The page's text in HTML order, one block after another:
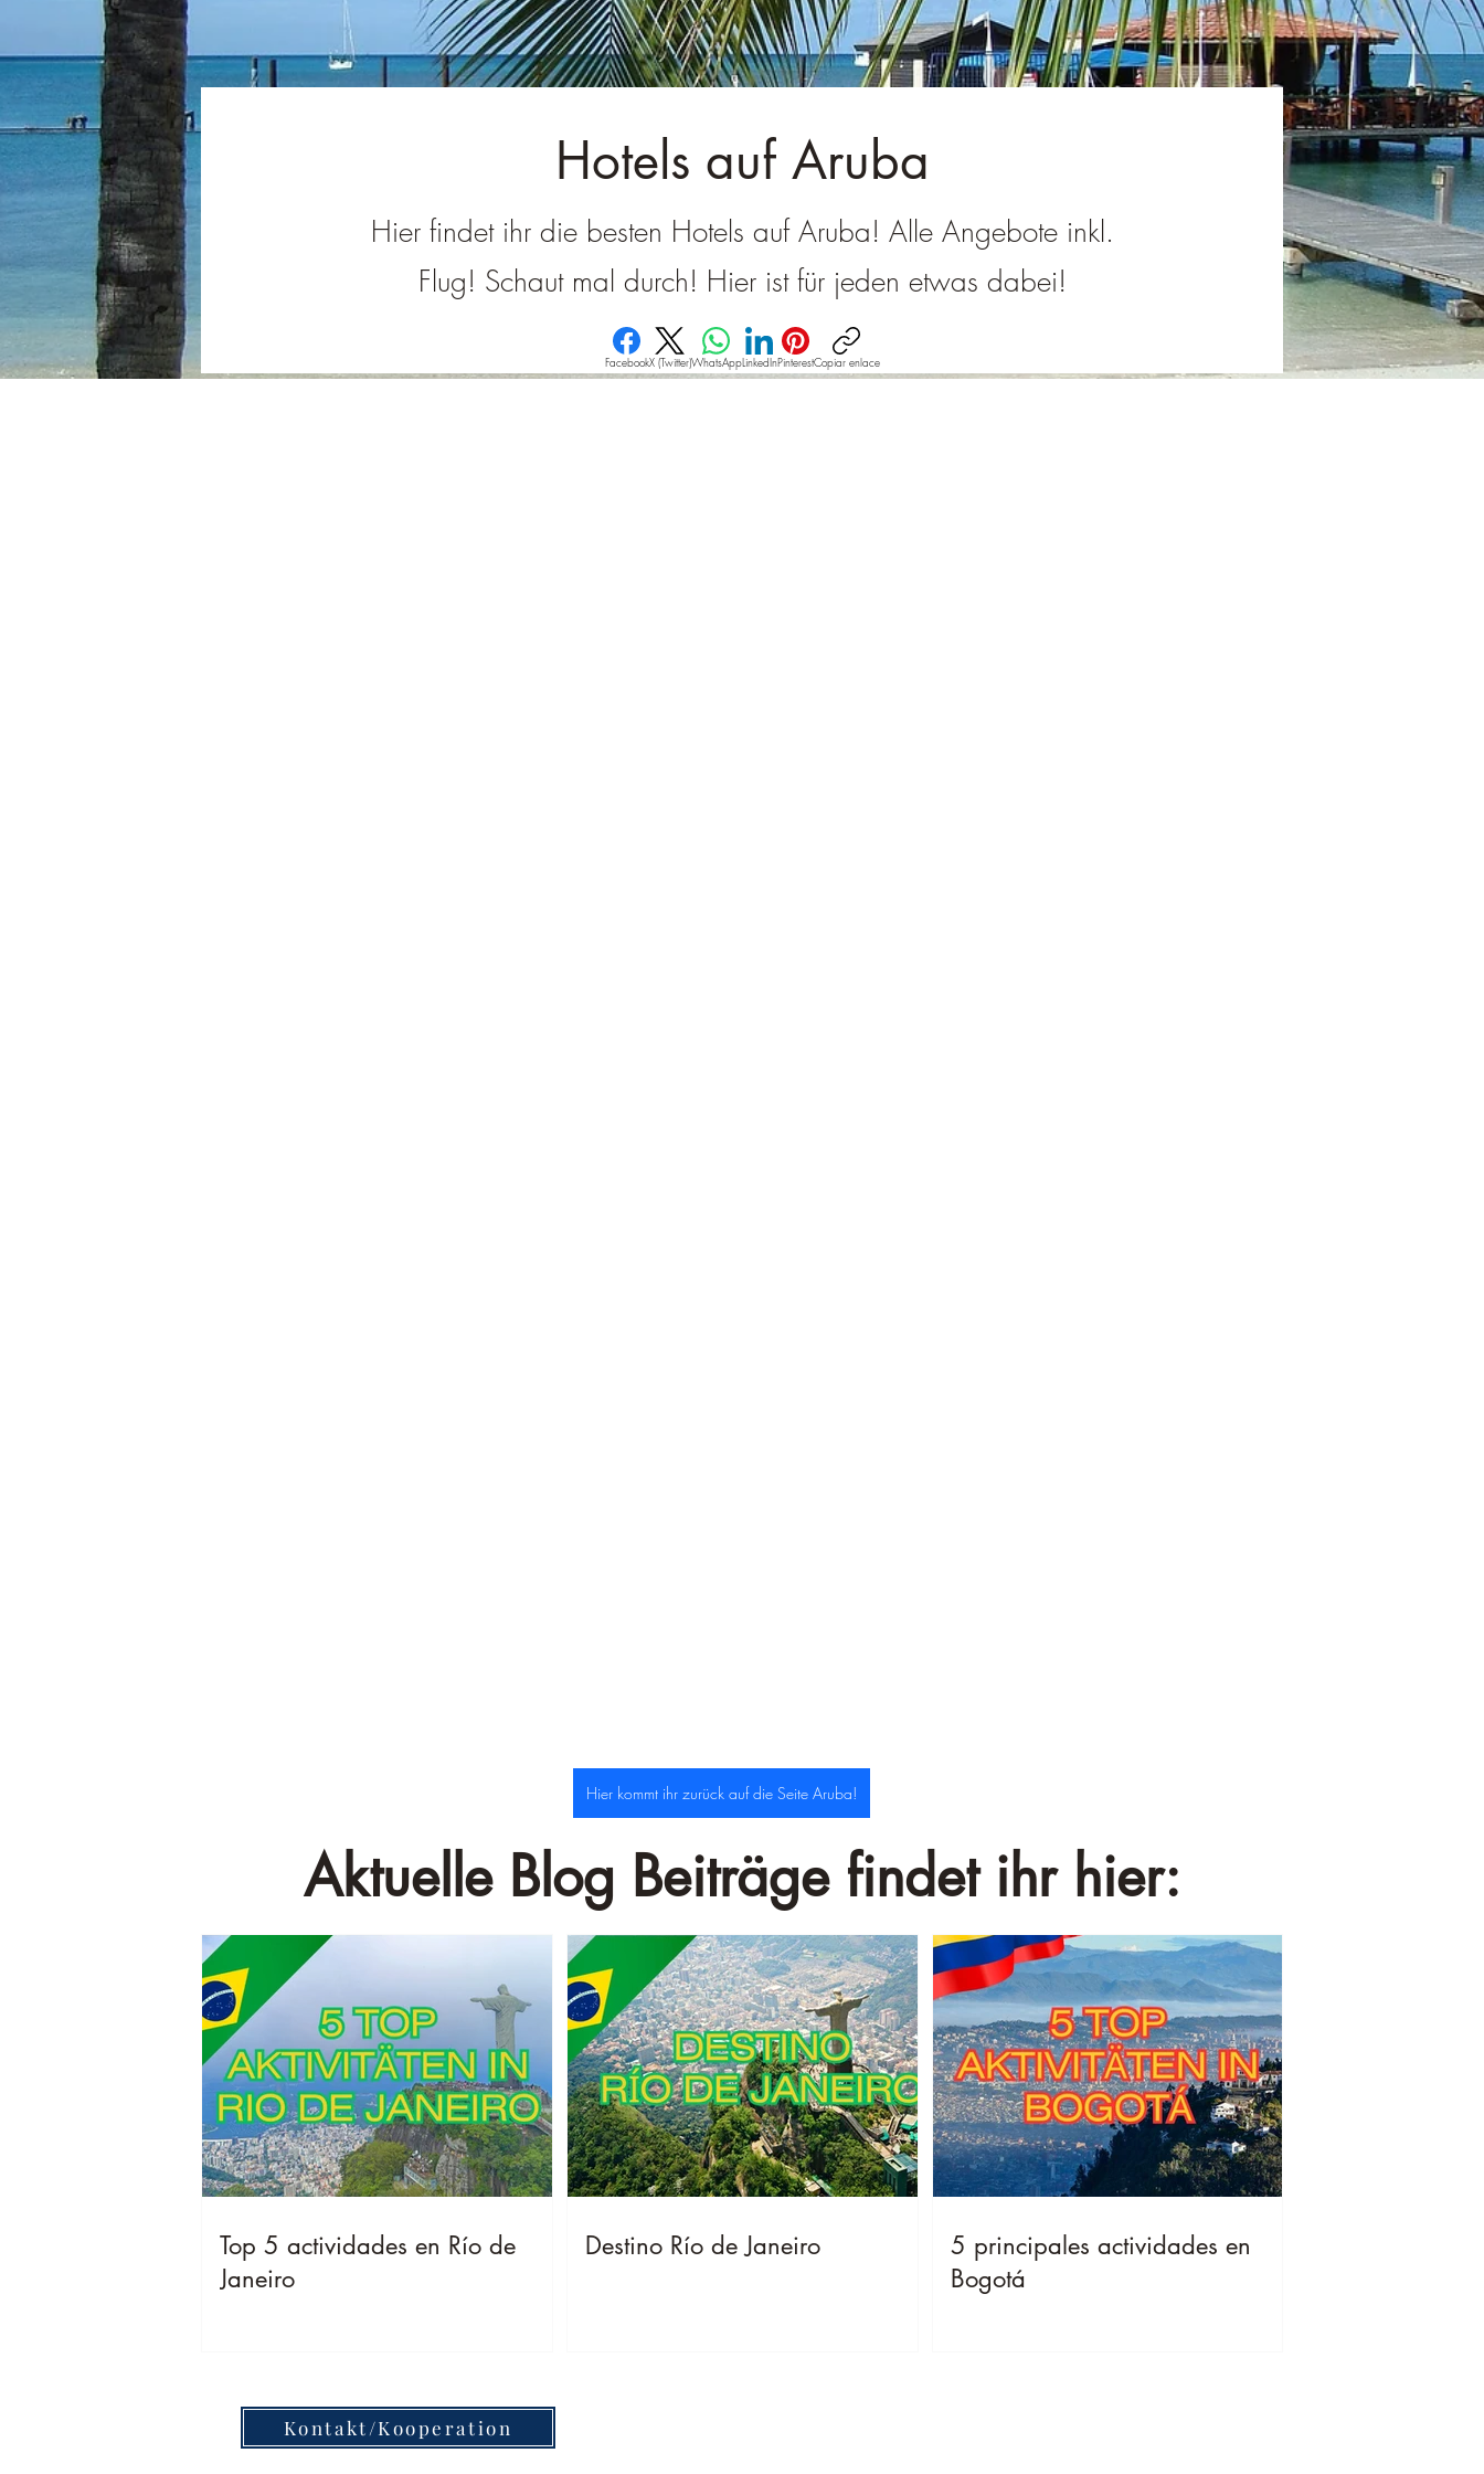
–¡
Hotels auf Aruba
Hier findet ihr die besten Hotels auf Aruba! Alle Angebote inkl.
Flug! Schaut mal durch! Hier ist für jeden etwas dabei!
FacebookX (Twitter)WhatsAppLinkedInPinterestCopiar enlace
Hier kommt ihr zurück auf die Seite Aruba!
Aktuelle Blog Beiträge findet ihr hier:
Top 5 actividades en Río de
Janeiro
Destino Río de Janeiro
5 principales actividades en
Bogotá
Kontakt/Kooperation